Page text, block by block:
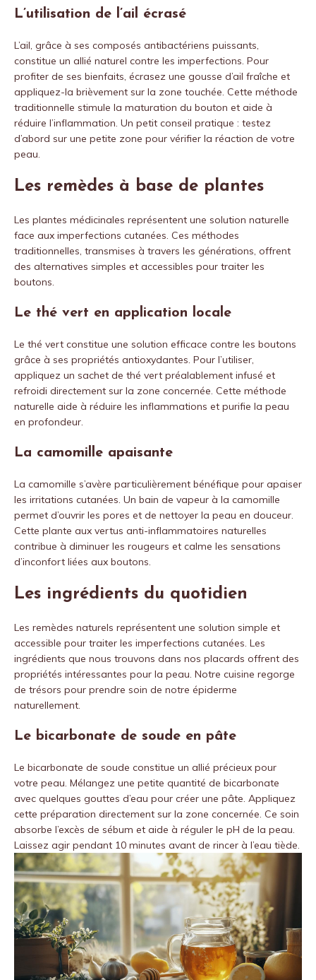
L’utilisation de l’ail écrasé
L’ail, grâce à ses composés antibactériens puissants,
constitue un allié naturel contre les imperfections. Pour
profiter de ses bienfaits, écrasez une gousse d’ail fraîche et
appliquez-la brièvement sur la zone touchée. Cette méthode
traditionnelle stimule la maturation du bouton et aide à
réduire l’inflammation. Un petit conseil pratique : testez
d’abord sur une petite zone pour vérifier la réaction de votre
peau.
Les remèdes à base de plantes
Les plantes médicinales représentent une solution naturelle
face aux imperfections cutanées. Ces méthodes
traditionnelles, transmises à travers les générations, offrent
des alternatives simples et accessibles pour traiter les
boutons.
Le thé vert en application locale
Le thé vert constitue une solution efficace contre les boutons
grâce à ses propriétés antioxydantes. Pour l’utiliser,
appliquez un sachet de thé vert préalablement infusé et
refroidi directement sur la zone concernée. Cette méthode
naturelle aide à réduire les inflammations et purifie la peau
en profondeur.
La camomille apaisante
La camomille s’avère particulièrement bénéfique pour apaiser
les irritations cutanées. Un bain de vapeur à la camomille
permet d’ouvrir les pores et de nettoyer la peau en douceur.
Cette plante aux vertus anti-inflammatoires naturelles
contribue à diminuer les rougeurs et calme les sensations
d’inconfort liées aux boutons.
Les ingrédients du quotidien
Les remèdes naturels représentent une solution simple et
accessible pour traiter les imperfections cutanées. Les
ingrédients que nous trouvons dans nos placards offrent des
propriétés intéressantes pour la peau. Notre cuisine regorge
de trésors pour prendre soin de notre épiderme
naturellement.
Le bicarbonate de soude en pâte
Le bicarbonate de soude constitue un allié précieux pour
votre peau. Mélangez une petite quantité de bicarbonate
avec quelques gouttes d’eau pour créer une pâte. Appliquez
cette préparation directement sur la zone concernée. Ce soin
absorbe l’excès de sébum et aide à réguler le pH de la peau.
Laissez agir pendant 10 minutes avant de rincer à l’eau tiède.